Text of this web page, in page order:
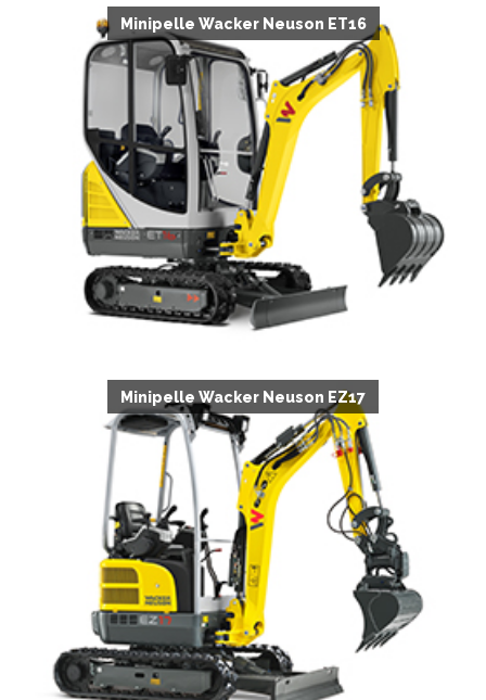
Minipelle Wacker Neuson ET16
Minipelle Wacker Neuson EZ17